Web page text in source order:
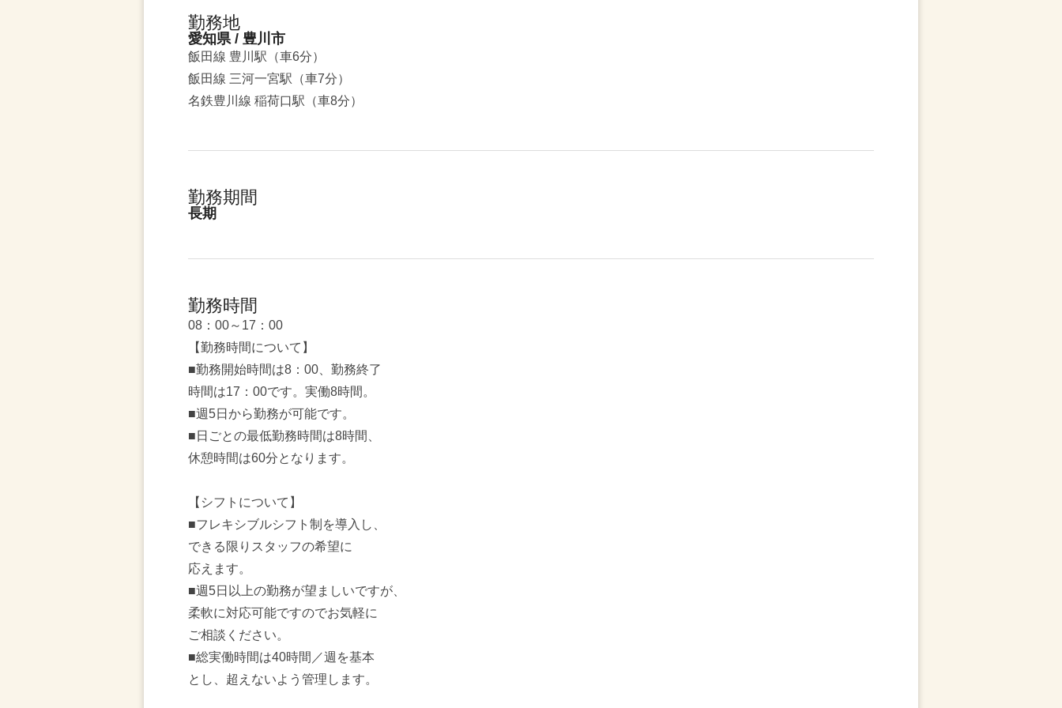
勤務地
愛知県 / 豊川市
飯田線 豊川駅（車6分）
飯田線 三河一宮駅（車7分）
名鉄豊川線 稲荷口駅（車8分）
勤務期間
長期
勤務時間
08：00～17：00
【勤務時間について】
■勤務開始時間は8：00、勤務終了
時間は17：00です。実働8時間。
■週5日から勤務が可能です。
■日ごとの最低勤務時間は8時間、
休憩時間は60分となります。
【シフトについて】
■フレキシブルシフト制を導入し、
できる限りスタッフの希望に
応えます。
■週5日以上の勤務が望ましいですが、
柔軟に対応可能ですのでお気軽に
ご相談ください。
■総実働時間は40時間／週を基本
とし、超えないよう管理します。